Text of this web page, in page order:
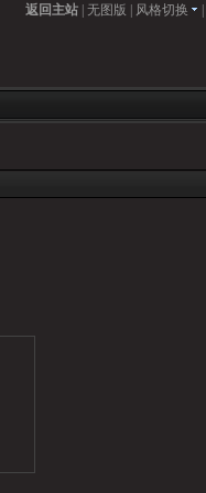
返回主站 无图版 风格切换